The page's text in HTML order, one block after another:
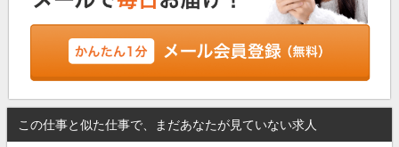
この仕事と似た仕事で、まだあなたが見ていない求人